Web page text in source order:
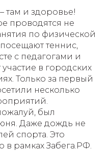
там и здоровье!
проводятся не
по физической
теннис,
с педагогами и
в городских
Только за первый
несколько
был
Даже дождь не
спорта. Это
рамках Забега.РФ.